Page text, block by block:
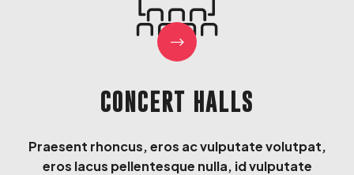
CONCERT HALLS
Praesent rhoncus, eros ac vulputate volutpat,
eros lacus pellentesque nulla, id vulputate